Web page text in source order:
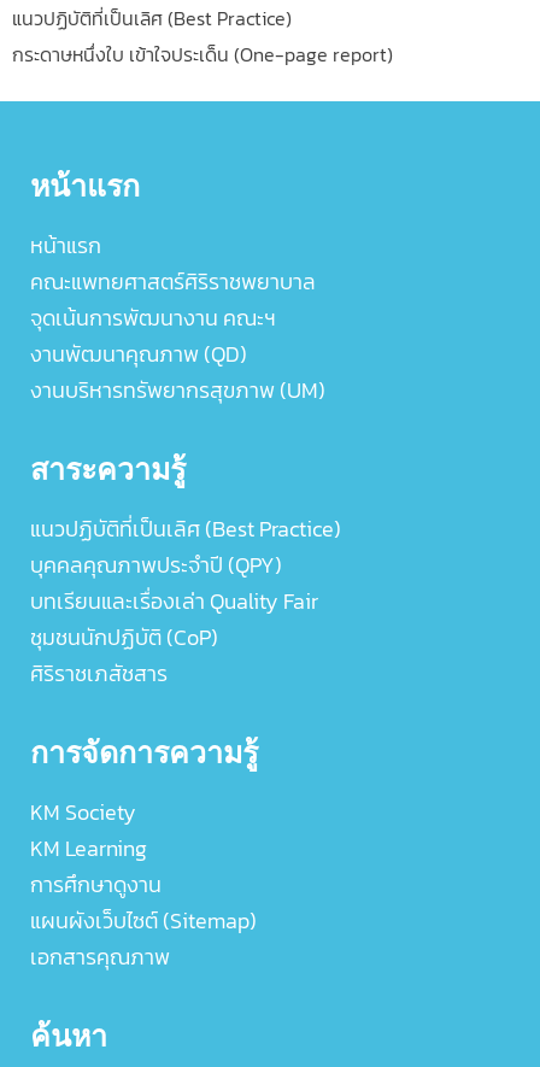
แนวปฏิบัติที่เป็นเลิศ (Best Practice)
กระดาษหนึ่งใบ เข้าใจประเด็น (One-page report)
หน้าแรก
หน้าแรก
คณะแพทยศาสตร์ศิริราชพยาบาล
จุดเน้นการพัฒนางาน คณะฯ
งานพัฒนาคุณภาพ (QD)
งานบริหารทรัพยากรสุขภาพ (UM)
สาระความรู้
แนวปฏิบัติที่เป็นเลิศ (Best Practice)
บุคคลคุณภาพประจำปี (QPY)
บทเรียนและเรื่องเล่า Quality Fair
ชุมชนนักปฏิบัติ (CoP)
ศิริราชเภสัชสาร
การจัดการความรู้
KM Society
KM Learning
การศึกษาดูงาน
แผนผังเว็บไซต์ (Sitemap)
เอกสารคุณภาพ
ค้นหา